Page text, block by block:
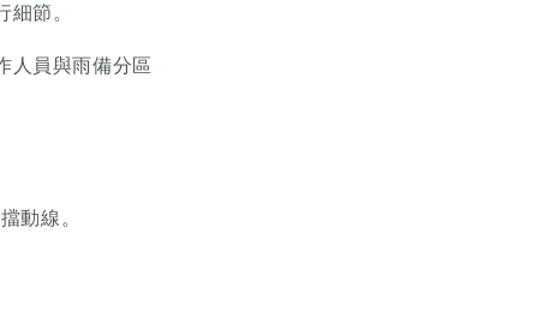
節。
人員與雨備分區
動線。